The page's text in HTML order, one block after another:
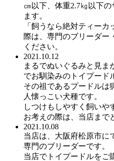
㎝以下、体重2.7㎏以下
ます。
「飼うなら絶対ティー
際は、専門のブリーダー
ください。
2021.10.12
まるでぬいぐるみと見ま
でお馴染みのトイプード
その祖であるプードルは
人懐っこい犬種です。
しつけもしやすく飼いや
お考えの際は、当店まで
2021.10.08
当店は、大阪府松原市に
専門のブリーダーです。
当店でトイプードルをご